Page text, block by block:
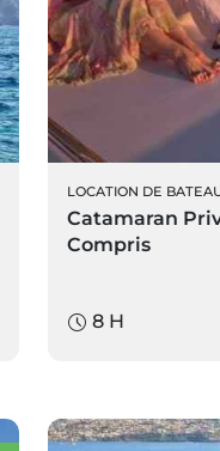
LOCATION DE
Catamaran
Compris
8 H